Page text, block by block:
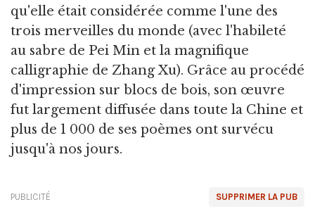
qu'elle était considérée comme l'une des
trois merveilles du monde (avec l'habileté
au sabre de Pei Min et la magnifique
calligraphie de Zhang Xu). Grâce au procédé
d'impression sur blocs de bois, son œuvre
fut largement diffusée dans toute la Chine et
plus de 1 000 de ses poèmes ont survécu
jusqu'à nos jours.
SUPPRIMER LA PUB
PUBLICITÉ